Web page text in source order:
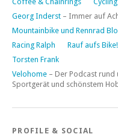
Georg Inderst – Immer auf
Mountainbike und Rennrad
Racing Ralph
Rauf aufs Bike!
Torsten Frank
Velohome – Der Podcast rund
Sportgerät und schönstem
PROFILE & SOCIAL